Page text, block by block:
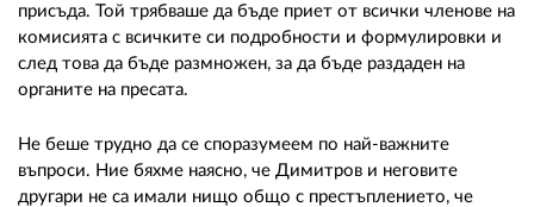
присъда. Той трябваше да бъде приет от всички членове на
комисията с всичките си подробности и формулировки и
след това да бъде размножен, за да бъде раздаден на
органите на пресата.
Не беше трудно да се споразумеем по най-важните
въпроси. Ние бяхме наясно, че Димитров и неговите
другари не са имали нищо общо с престъплението, че